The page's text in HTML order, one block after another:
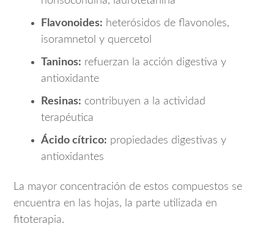
Flavonoides: heterósidos de flavonoles,
isoramnetol y quercetol
Taninos: refuerzan la acción digestiva y
antioxidante
Resinas: contribuyen a la actividad
terapéutica
Ácido cítrico: propiedades digestivas y
antioxidantes
La mayor concentración de estos compuestos se
encuentra en las hojas, la parte utilizada en
fitoterapia.